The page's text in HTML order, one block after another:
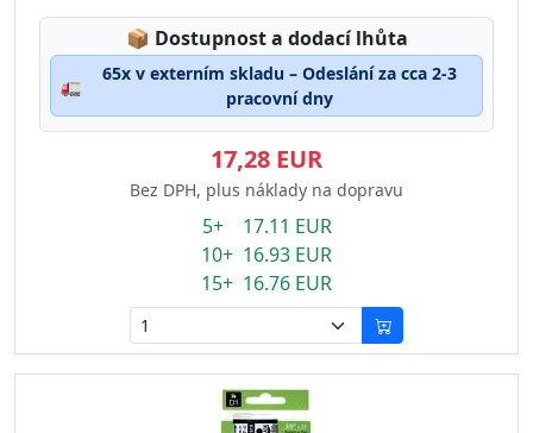
📦 Lagerstatus:
Dostupnost a dodací lhůta
🚛
65x v externím skladu – Odeslání za cca 2-3
pracovní dny
17,28 EUR
Bez DPH, plus náklady na dopravu
5+ 17.11 EUR
10+ 16.93 EUR
15+ 16.76 EUR